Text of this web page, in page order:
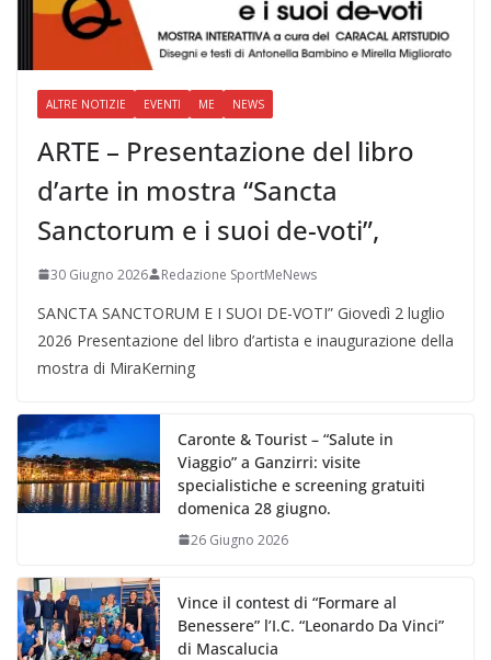
ALTRE NOTIZIE EVENTI ME NEWS
ARTE – Presentazione del libro
d’arte in mostra “Sancta
Sanctorum e i suoi de-voti”,
30 Giugno 2026 Redazione SportMeNews
SANCTA SANCTORUM E I SUOI DE-VOTI” Giovedì 2 luglio
2026 Presentazione del libro d’artista e inaugurazione della
mostra di MiraKerning
Caronte & Tourist – “Salute in
Viaggio” a Ganzirri: visite
specialistiche e screening gratuiti
domenica 28 giugno.
26 Giugno 2026
Vince il contest di “Formare al
Benessere” l’I.C. “Leonardo Da Vinci”
di Mascalucia